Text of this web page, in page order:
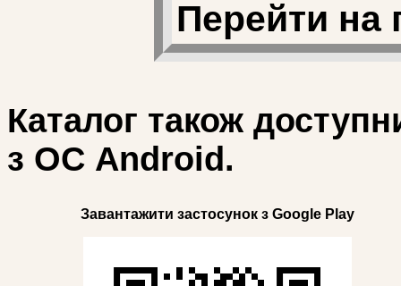
Перейти на
Каталог також
з ОС Android.
Завантажити застосунок з Google Play